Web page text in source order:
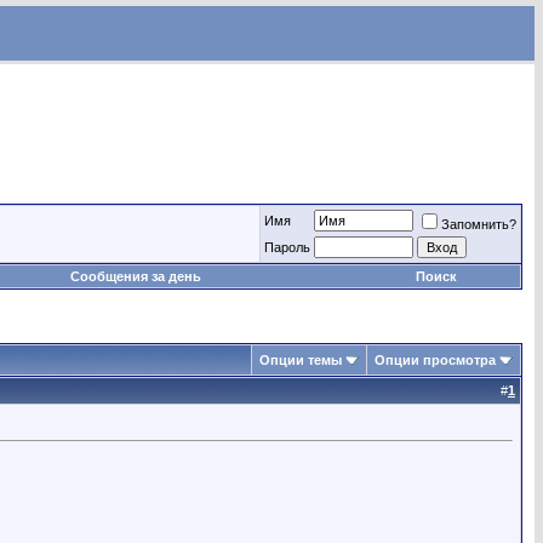
Имя
Запомнить?
Пароль
Сообщения за день
Поиск
Опции темы Опции просмотра
#1